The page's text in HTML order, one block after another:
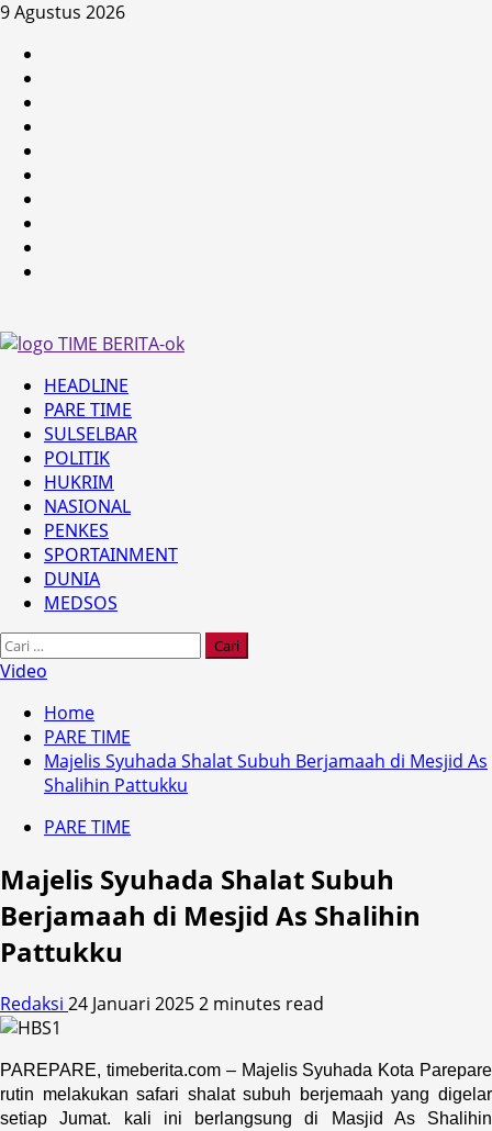
Skip
content
9 Agustus 2026
Primary
Menu
HEADLINE
PARE TIME
SULSELBAR
POLITIK
HUKRIM
NASIONAL
PENKES
SPORTAINMENT
DUNIA
MEDSOS
Cari
untuk:
Video
Home
PARE TIME
Majelis Syuhada Shalat Subuh Berjamaah di Mesjid As
Shalihin Pattukku
PARE TIME
Majelis Syuhada Shalat Subuh
Berjamaah di Mesjid As Shalihin
Pattukku
Redaksi 24 Januari 20252 minutes read
PAREPARE, timeberita.com – Majelis Syuhada Kota Parepare
rutin melakukan safari shalat subuh berjemaah yang digelar
setiap Jumat. kali ini berlangsung di Masjid As Shalihin